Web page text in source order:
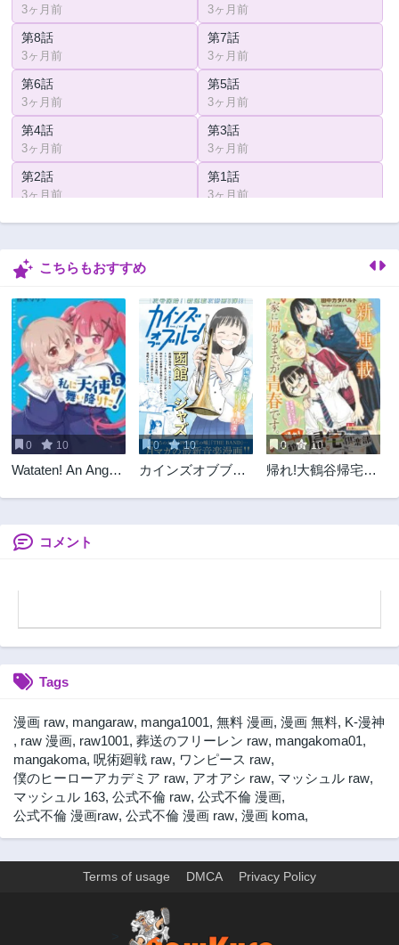
3ヶ月前 3ヶ月前
第8話
3ヶ月前
第7話
3ヶ月前
第6話
3ヶ月前
第5話
3ヶ月前
第4話
3ヶ月前
第3話
3ヶ月前
第2話
3ヶ月前
第1話
3ヶ月前
こちらもおすすめ
0 10
Wataten! An Angel
りた！
0 10
カインズオブブル
0 10
帰れ!大鶴谷帰宅倶
コメント
Tags
漫画 raw, mangaraw, manga1001, 無料 漫画, 漫画 無料, K-漫神
, raw 漫画, raw1001, 葬送のフリーレン raw, mangakoma01,
mangakoma, 呪術廻戦 raw, ワンピース raw,
僕のヒーローアカデミア raw, アオアシ raw, マッシュル raw,
マッシュル 163, 公式不倫 raw, 公式不倫 漫画,
公式不倫 漫画raw, 公式不倫 漫画 raw, 漫画 koma,
Terms of usage DMCA Privacy Policy